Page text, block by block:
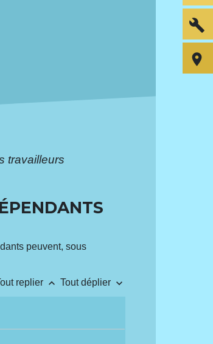
travailleurs
peuvent, sous
replier keyboard_arrow_up Tout déplier keyboard_arrow_down
build
room